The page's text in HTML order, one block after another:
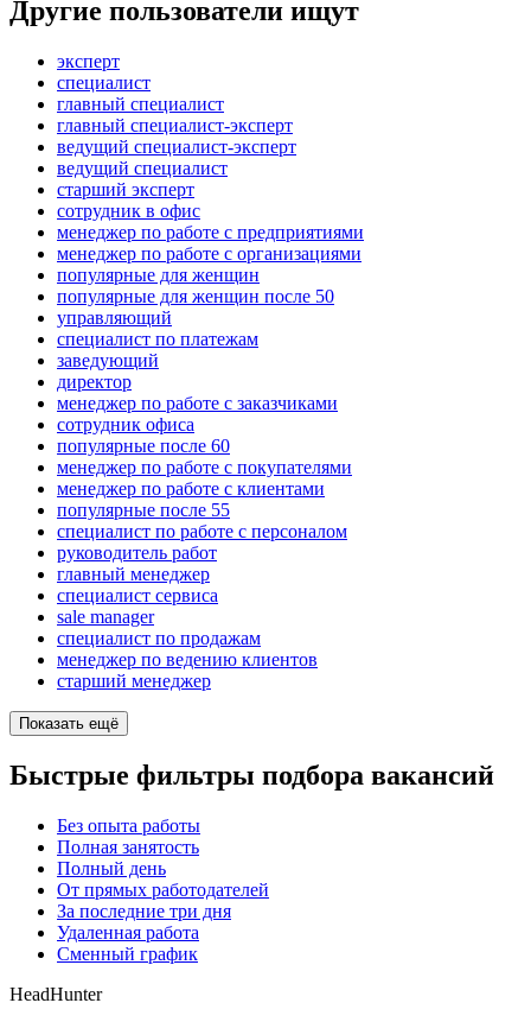
Другие пользователи ищут
эксперт
специалист
главный специалист
главный специалист-эксперт
ведущий специалист-эксперт
ведущий специалист
старший эксперт
сотрудник в офис
менеджер по работе с предприятиями
менеджер по работе с организациями
популярные для женщин
популярные для женщин после 50
управляющий
специалист по платежам
заведующий
директор
менеджер по работе с заказчиками
сотрудник офиса
популярные после 60
менеджер по работе с покупателями
менеджер по работе с клиентами
популярные после 55
специалист по работе с персоналом
руководитель работ
главный менеджер
специалист сервиса
sale manager
специалист по продажам
менеджер по ведению клиентов
старший менеджер
Показать ещё
Быстрые фильтры подбора вакансий
Без опыта работы
Полная занятость
Полный день
От прямых работодателей
За последние три дня
Удаленная работа
Сменный график
HeadHunter